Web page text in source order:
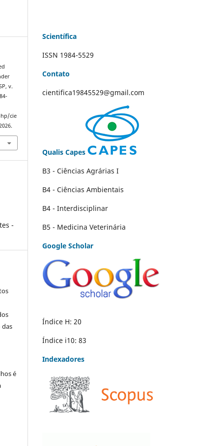
v.
cie
-
das
é
Scientífica
ISSN 1984-5529
Contato
cientifica19845529@gmail.com
Qualis Capes
B3 - Ciências Agrárias I
B4 - Ciências Ambientais
B4 - Interdisciplinar
B5 - Medicina Veterinária
Google Scholar
Índice H: 20
Índice i10: 83
Indexadores